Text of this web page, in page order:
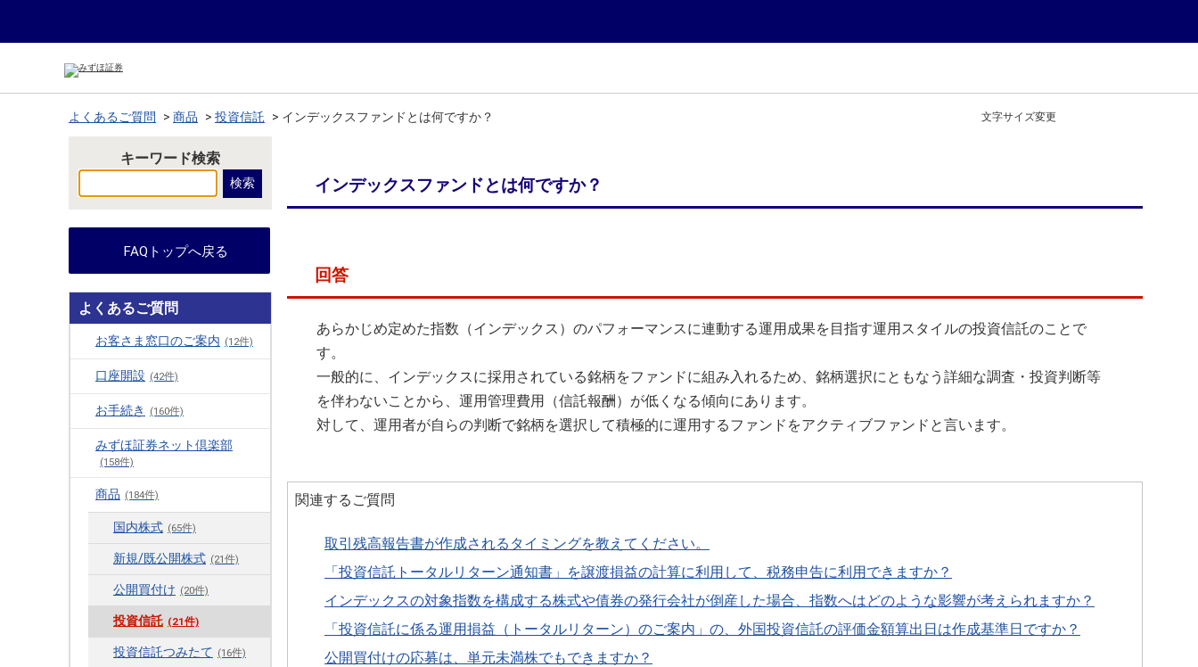
文字サイズ変更
よくあるご質問 > 商品 > 投資信託 > インデックスファンドとは何ですか？
キーワード検索
FAQトップへ戻る
よくあるご質問
お客さま窓口のご案内 (12件)
口座開設 (42件)
お手続き (160件)
みずほ証券ネット倶楽部
(158件)
商品 (184件)
国内株式 (65件)
新規/既公開株式 (21件)
公開買付け (20件)
投資信託 (21件)
投資信託つみたて (16件)
インデックスファンドとは何ですか？
回答
あらかじめ定めた指数（インデックス）のパフォーマンスに連動する運用成果を目指す運用スタイルの投資信託のことで
す。
一般的に、インデックスに採用されている銘柄をファンドに組み入れるため、銘柄選択にともなう詳細な調査・投資判断等
を伴わないことから、運用管理費用（信託報酬）が低くなる傾向にあります。
対して、運用者が自らの判断で銘柄を選択して積極的に運用するファンドをアクティブファンドと言います。
関連するご質問
取引残高報告書が作成されるタイミングを教えてください。
「投資信託トータルリターン通知書」を譲渡損益の計算に利用して、税務申告に利用できますか？
インデックスの対象指数を構成する株式や債券の発行会社が倒産した場合、指数へはどのような影響が考えられますか？
「投資信託に係る運用損益（トータルリターン）のご案内」の、外国投資信託の評価金額算出日は作成基準日ですか？
公開買付けの応募は、単元未満株でもできますか？